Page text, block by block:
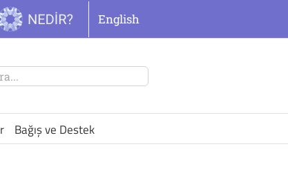
English
Bağış ve Destek